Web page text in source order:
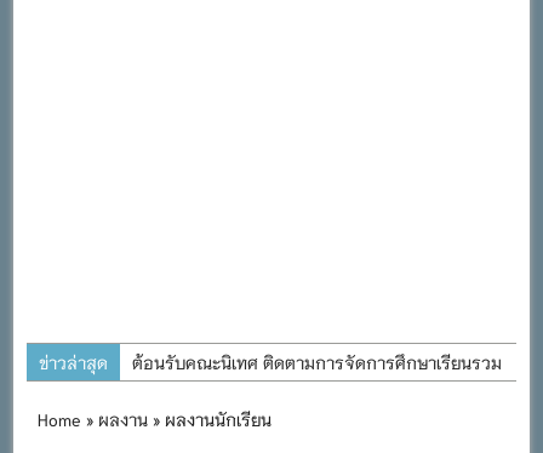
ข่าวล่าสุด
ต้อนรับคณะนิเทศ ติดตามการจัดการศึกษาเรียนรวม
การอบรมการจัดทำแผนพัฒนาการจัดการศึกษาและ
Home » ผลงาน » ผลงานนักเรียน